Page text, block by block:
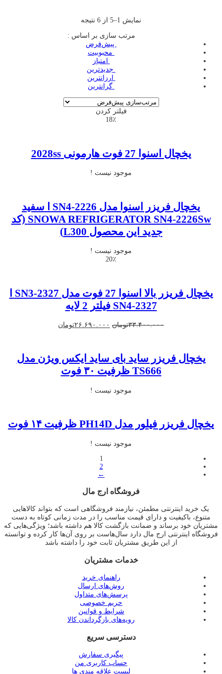
نمایش 1–5 از 6 نتیجه
مرتب سازی بر اساس :
‌ پیش‌فرض
‌ محبوبیت
‌ امتیاز
‌ جدیدترین
‌ ارزانترین
‌ گرانترین
فیلتر کردن
18٪
یخچال اسنوا 27 فوت هارمونی 2028ss
موجود نیست !
یخچال فریزر اسنوا مدل SN4-2226 ا سفید
SNOWA REFRIGERATOR SN4-2226Sw (کد
جدید این محصول L300)
موجود نیست !
20٪
SN4-2327 فیلتر 2 لایه
۳۳.۴۰۰.۰۰۰تومان قیمت
۲۶.۶۹۰.۰۰۰تومان
یخچال فریزر ساید بای ساید ایکس ویژن مدل
TS666 ظرفیت ۳۰ فوت
موجود نیست !
یخچال فریزر فیلور مدل PH14D ظرفیت ۱۴ فوت
موجود نیست !
1
2
←
فروشگاه ارج مال
یک خرید اینترنتی مطمئن، نیازمند فروشگاهی است که بتواند کالاهایی
متنوع، باکیفیت و دارای قیمت مناسب را در مدت زمانی کوتاه به دست
مشتریان خود برساند و ضمانت بازگشت کالا هم داشته باشد؛ ویژگی‌هایی که
فروشگاه اینترنتی ارج مال دارد سال‌هاست بر روی آن‌ها کار کرده و توانسته
از این طریق مشتریان ثابت خود را داشته باشد
خدمات مشتریان
راهنمای خرید
روش‌های ارسال
پرسش‌های متداول
حریم خصوصی
شرایط و قوانین
رویه‌های بازگرداندن کالا
دسترسی سریع
پیگیری سفارش
حساب کاربری من
لیست علاقه مندی ها